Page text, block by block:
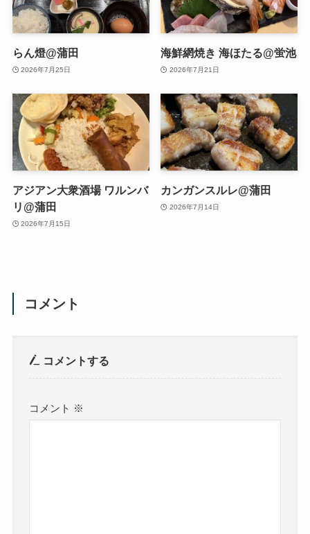
らん燈@蒲田
2026年7月25日
海鮮網焼き 海ほたる@蛍池
2026年7月21日
アジアン大衆酒場 ワルンバ
リ@蒲田
2026年7月15日
カンガンスルレ@蒲田
2026年7月14日
コメント
コメントする
コメント ※